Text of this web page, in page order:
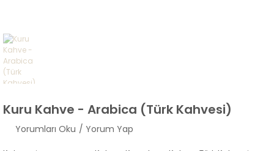
Kuru Kahve - Arabica (Türk Kahvesi)
Yorumları Oku / Yorum Yap